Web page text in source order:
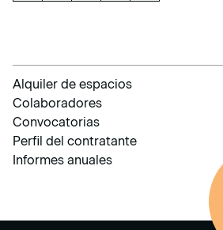
Alquiler de espacios
Colaboradores
Convocatorias
Perfil del contratante
Informes anuales